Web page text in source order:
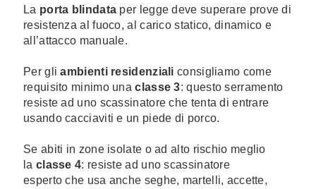
La porta blindata per legge deve superare prove di
resistenza al fuoco, al carico statico, dinamico e
all’attacco manuale.
Per gliambienti residenzialiconsigliamo come
requisito minimo una classe 3: questo serramento
resiste ad uno scassinatore che tenta di entrare
usando cacciaviti e un piede di porco.
Se abiti in zone isolate o ad alto rischio meglio
la classe 4: resiste ad uno scassinatore
esperto che usa anche seghe, martelli, accette,